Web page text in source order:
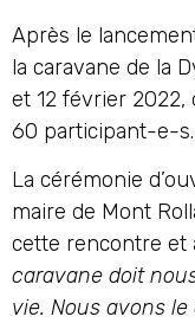
Après le
la caravane de la
et 12 février 2022,
60 participant-e-s.
La cérémonie
maire de Mont
cette rencontre et
caravane doit
vie. Nous avons